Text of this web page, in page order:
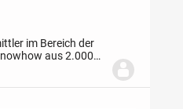
im Bereich der
aus 2.000
Expertise nun auch